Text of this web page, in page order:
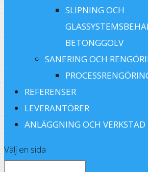
SLIPNING OCH
BETONGGOLV
SANERING OCH
REFERENSER
LEVERANTÖRER
ANLÄGGNING OCH VERKSTAD
Välj en sida